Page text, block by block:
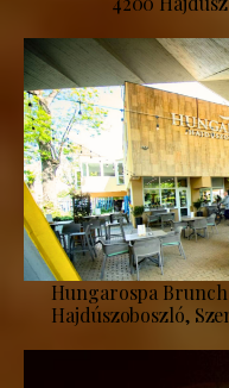
Hungarospa
Hajdúszoboszló,